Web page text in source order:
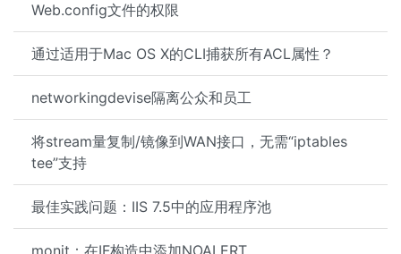
Web.config文件的权限
通过适用于Mac OS X的CLI捕获所有ACL属性？
networkingdevise隔离公众和员工
将stream量复制/镜像到WAN接口，无需“iptables
tee”支持
最佳实践问题：IIS 7.5中的应用程序池
monit：在IF构造中添加NOALERT